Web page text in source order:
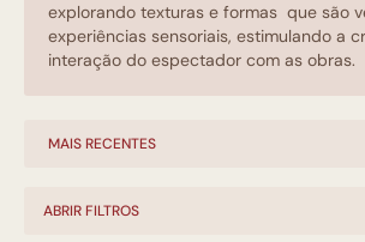
explorando texturas e formas que são
experiências sensoriais, estimulando a
interação do espectador com as obras.
ABRIR FILTROS